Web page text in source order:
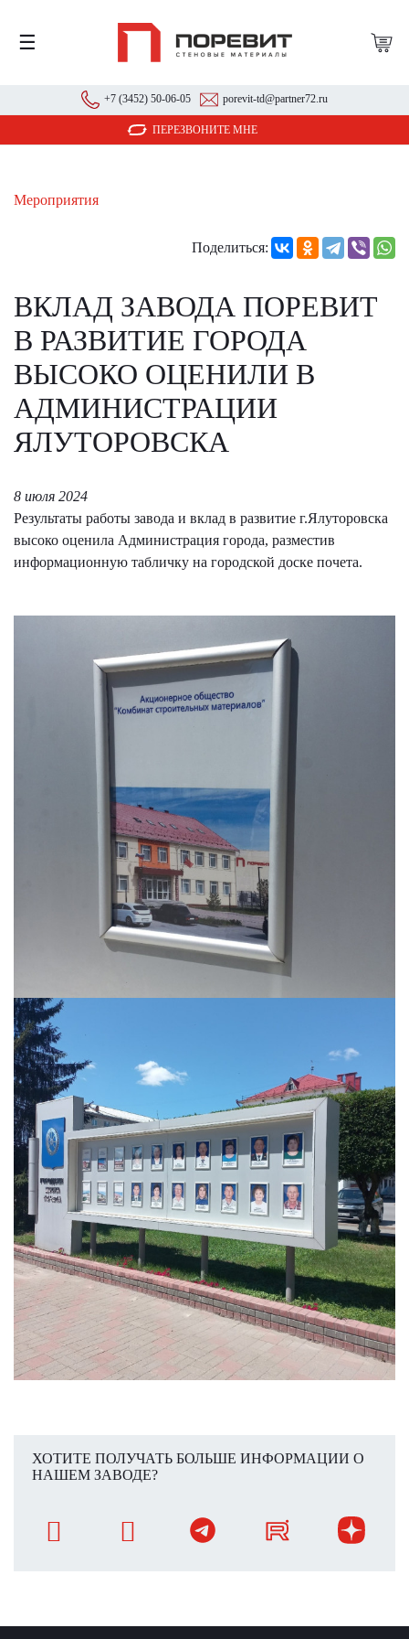
☰
+7 (3452) 50-06-05 porevit-td@partner72.ru
ПЕРЕЗВОНИТЕ МНЕ
Мероприятия
Поделиться:
ВКЛАД ЗАВОДА ПОРЕВИТ
В РАЗВИТИЕ ГОРОДА
ВЫСОКО ОЦЕНИЛИ В
АДМИНИСТРАЦИИ
ЯЛУТОРОВСКА
8 июля 2024
Результаты работы завода и вклад в развитие г.Ялуторовска
высоко оценила Администрация города, разместив
информационную табличку на городской доске почета.
ХОТИТЕ ПОЛУЧАТЬ БОЛЬШЕ ИНФОРМАЦИИ О
НАШЕМ ЗАВОДЕ?